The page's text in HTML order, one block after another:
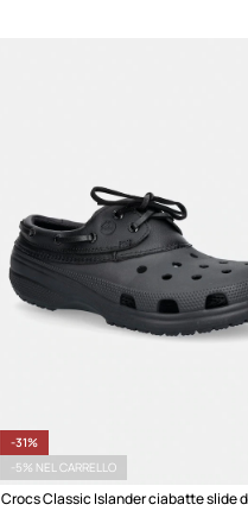
-31%
-5% NEL CARRELLO